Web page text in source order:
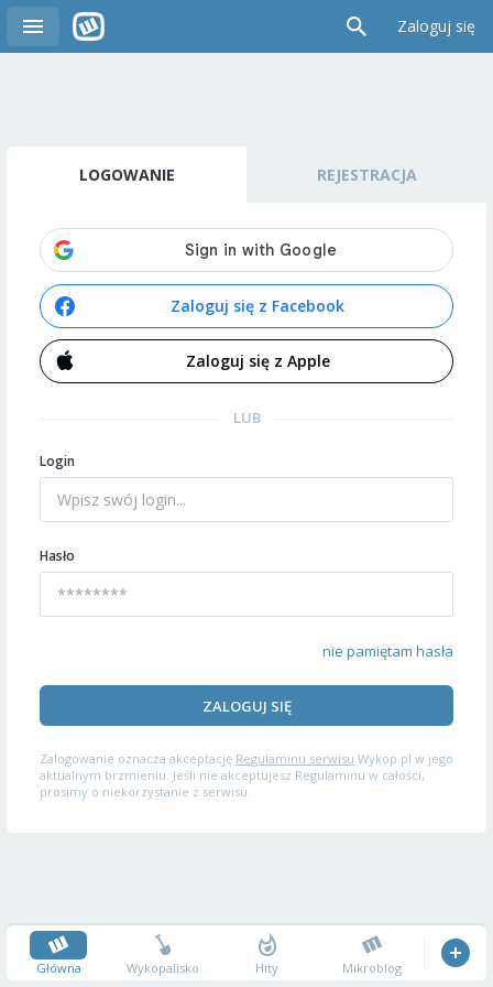
Zaloguj się
LOGOWANIE REJESTRACJA
Zaloguj się z Facebook
Zaloguj się z Apple
LUB
Login
Hasło
nie pamiętam hasła
ZALOGUJ SIĘ
Zalogowanie oznacza akceptację Regulaminu serwisu Wykop.pl w jego
aktualnym brzmieniu. Jeśli nie akceptujesz Regulaminu w całości,
prosimy o niekorzystanie z serwisu.
Główna Wykopalisko Hity Mikroblog